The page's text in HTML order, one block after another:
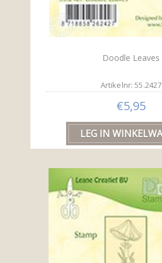
Doodle Leaves
Artikelnr: 55.2427
€5,95